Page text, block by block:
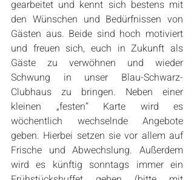
gearbeitet und kennt sich bestens mit
den Wünschen und Bedürfnissen von
Gästen aus. Beide sind hoch motiviert
und freuen sich, euch in Zukunft als
Gäste zu verwöhnen und wieder
Schwung in unser Blau-Schwarz-
Clubhaus zu bringen. Neben einer
kleinen „festen“ Karte wird es
wöchentlich wechselnde Angebote
geben. Hierbei setzen sie vor allem auf
Frische und Abwechslung. Außerdem
wird es künftig sonntags immer ein